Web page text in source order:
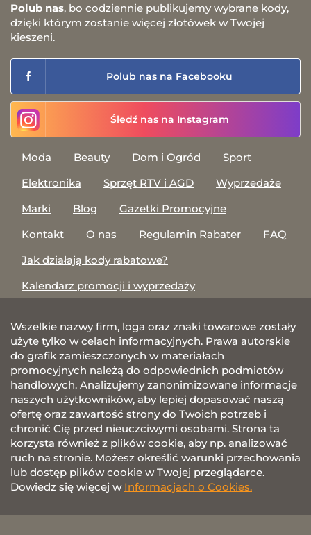
Polub nas, bo codziennie publikujemy wybrane kody,
dzięki którym zostanie więcej złotówek w Twojej
kieszeni.
Polub nas na Facebooku
Śledź nas na Instagram
Moda Beauty Dom i Ogród
Sport
Elektronika
Sprzęt RTV i AGD
Wyprzedaże
Marki
Blog
Gazetki Promocyjne
Kontakt
O nas Regulamin Rabater
FAQ
Jak działają kody rabatowe?
Kalendarz promocji i wyprzedaży
Wszelkie nazwy firm, loga oraz znaki towarowe zostały
użyte tylko w celach informacyjnych. Prawa autorskie
do grafik zamieszczonych w materiałach
promocyjnych należą do odpowiednich podmiotów
handlowych. Analizujemy zanonimizowane informacje
naszych użytkowników, aby lepiej dopasować naszą
ofertę oraz zawartość strony do Twoich potrzeb i
chronić Cię przed nieuczciwymi osobami. Strona ta
korzysta również z plików cookie, aby np. analizować
ruch na stronie. Możesz określić warunki przechowania
lub dostęp plików cookie w Twojej przeglądarce.
Dowiedz się więcej w Informacjach o Cookies.